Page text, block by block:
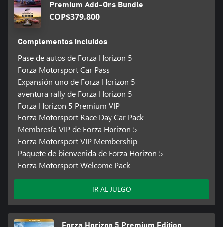
Premium Add-Ons Bundle
COP$379.800
Complementos incluidos
Pase de autos de Forza Horizon 5
Forza Motorsport Car Pass
Expansión uno de Forza Horizon 5
aventura rally de Forza Horizon 5
Forza Horizon 5 Premium VIP
Forza Motorsport Race Day Car Pack
Membresía VIP de Forza Horizon 5
Forza Motorsport VIP Membership
Paquete de bienvenida de Forza Horizon 5
Forza Motorsport Welcome Pack
IR AL JUEGO
Forza Horizon 5 Premium Edition